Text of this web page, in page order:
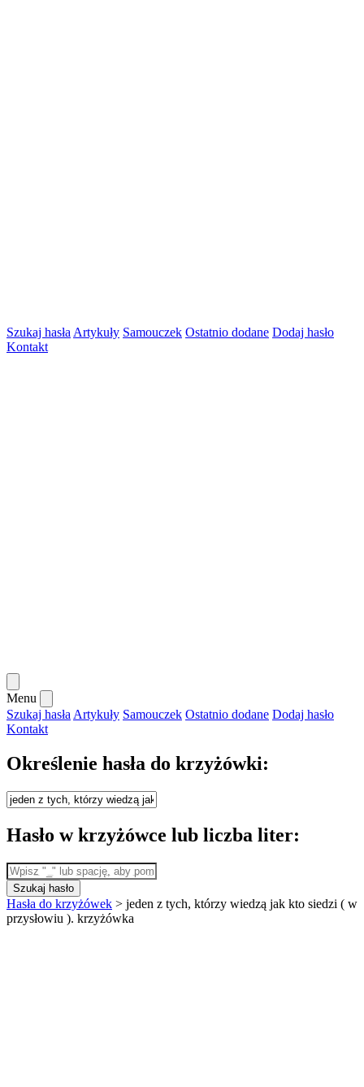
Szukaj hasła Artykuły Samouczek Ostatnio dodane Dodaj hasło
Kontakt
Menu
Szukaj hasła Artykuły Samouczek Ostatnio dodane Dodaj hasło
Kontakt
Określenie hasła do krzyżówki:
Hasło w krzyżówce lub liczba liter:
Szukaj hasło
Hasła do krzyżówek > jeden z tych, którzy wiedzą jak kto siedzi ( w
przysłowiu ). krzyżówka